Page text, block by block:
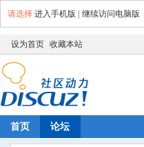
请选择 进入手机版 继续访问电脑版
设为首页 收藏本站
首页 论坛